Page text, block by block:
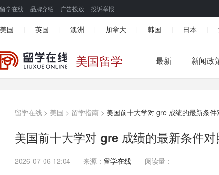
留学在线 品牌介绍 广告投放 投诉举报
美国 英国 澳洲 加拿大 韩国 日本
美国留学 最新 新闻政
留学在线 > 美国 > 留学指南 > 美国前十大学对 gre 成绩的最新条件
美国前十大学对 gre 成绩的最新条件
2026-07-06 12:04 来源： 留学在线 阅读量：